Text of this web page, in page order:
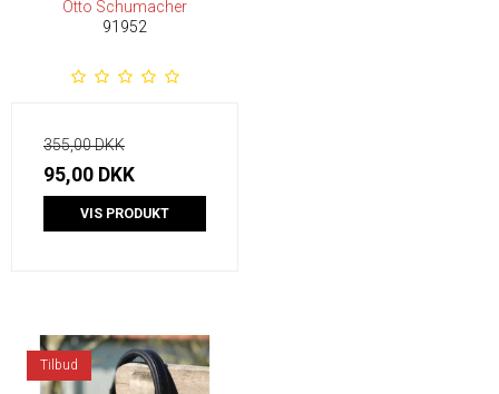
Otto Schumacher
91952
355,00 DKK
95,00 DKK
VIS PRODUKT
Tilbud